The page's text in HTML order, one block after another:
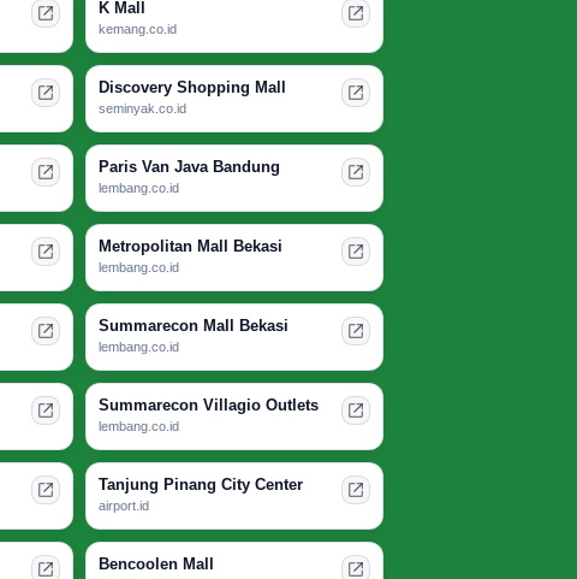
K Mall
kemang.co.id
Discovery Shopping Mall
seminyak.co.id
Paris Van Java Bandung
lembang.co.id
Metropolitan Mall Bekasi
lembang.co.id
Summarecon Mall Bekasi
lembang.co.id
Summarecon Villagio Outlets
lembang.co.id
Tanjung Pinang City Center
airport.id
Bencoolen Mall